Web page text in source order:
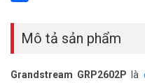
Mô tả sản phẩm
Grandstream GRP2602P là